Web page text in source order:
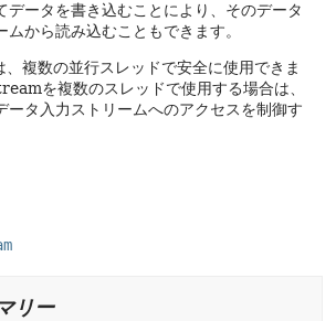
データを書き込むことにより、そのデータ
から読み込むこともできます。
複数の並行スレッドで安全に使用できま
を複数のスレッドで使用する場合は、
ータ入力ストリームへのアクセスを制御す
リー